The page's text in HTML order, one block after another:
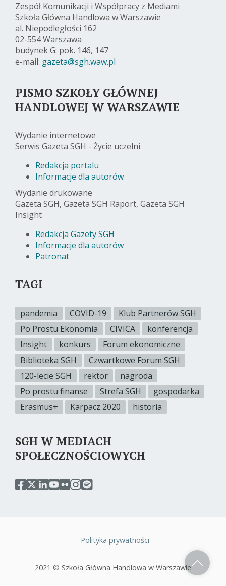
Zespół Komunikacji i Współpracy z Mediami
Szkoła Główna Handlowa w Warszawie
al. Niepodległości 162
02-554 Warszawa
budynek G: pok. 146, 147
e-mail: gazeta@sgh.waw.pl
PISMO SZKOŁY GŁÓWNEJ
HANDLOWEJ W WARSZAWIE
Wydanie internetowe
Serwis Gazeta SGH - Życie uczelni
Redakcja portalu
Informacje dla autorów
Wydanie drukowane
Gazeta SGH, Gazeta SGH Raport, Gazeta SGH
Insight
Redakcja Gazety SGH
Informacje dla autorów
Patronat
TAGI
pandemia COVID-19
Klub Partnerów SGH
Po Prostu Ekonomia
CIVICA
konferencja
Insight
konkurs
Forum ekonomiczne
Biblioteka SGH
Czwartkowe Forum SGH
120-lecie SGH
rektor
nagroda
Po prostu finanse
Strefa SGH
gospodarka
Erasmus+
Karpacz 2020 historia
SGH W MEDIACH
SPOŁECZNOŚCIOWYCH
przejdź
przejdź
przejdź
przejdź
przejdź
przejdźprzejdź
Stopka
Polityka prywatności
2021 © Szkoła Główna Handlowa w Warszawie